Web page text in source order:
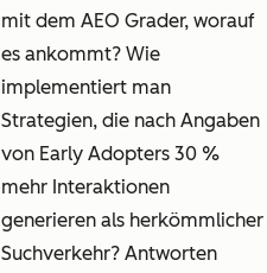
mit dem AEO Grader, worauf
es ankommt? Wie
implementiert man
Strategien, die nach Angaben
von Early Adopters 30 %
mehr Interaktionen
generieren als herkömmlicher
Suchverkehr? Antworten